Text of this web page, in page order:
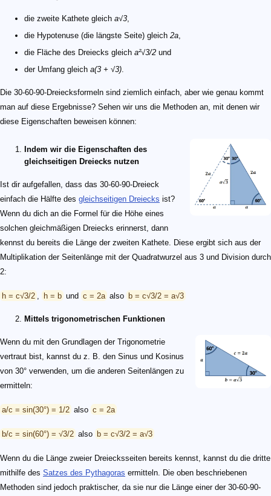
die zweite Kathete gleich a√3
die Hypotenuse (die längste Seite) gleich 2a
die Fläche des Dreiecks gleich a²√3/2 und
der Umfang gleich a(3 + √3)
Die 30-60-90-Dreiecksformeln sind ziemlich einfach, aber wie genau kommt
man auf diese Ergebnisse? Sehen wir uns die Methoden an, mit denen wir
diese Eigenschaften beweisen können:
Indem wir die Eigenschaften des
gleichseitigen Dreiecks nutzen
Ist dir aufgefallen, dass das 30-60-90-Dreieck
einfach die Hälfte des gleichseitigen Dreiecks ist?
Wenn du dich an die Formel für die Höhe eines
solchen gleichmäßigen Dreiecks erinnerst, dann
kennst du bereits die Länge der zweiten Kathete. Diese ergibt sich aus der
Multiplikation der Seitenlänge mit der Quadratwurzel aus 3 und Division durch
2:
h = c√3/2 h = b und c = 2a also b = c√3/2 = a√3
Mittels trigonometrischen Funktionen
Wenn du mit den Grundlagen der Trigonometrie
vertraut bist, kannst du z. B. den Sinus und Kosinus
von 30° verwenden, um die anderen Seitenlängen zu
ermitteln:
a/c = sin(30°) = 1/2 also c = 2a
b/c = sin(60°) = √3/2 also b = c√3/2 = a√3
Wenn du die Länge zweier Dreiecksseiten bereits kennst, kannst du die dritte
mithilfe des Satzes des Pythagoras ermitteln. Die oben beschriebenen
Methoden sind jedoch praktischer, da sie nur die Länge einer der 30-60-90-